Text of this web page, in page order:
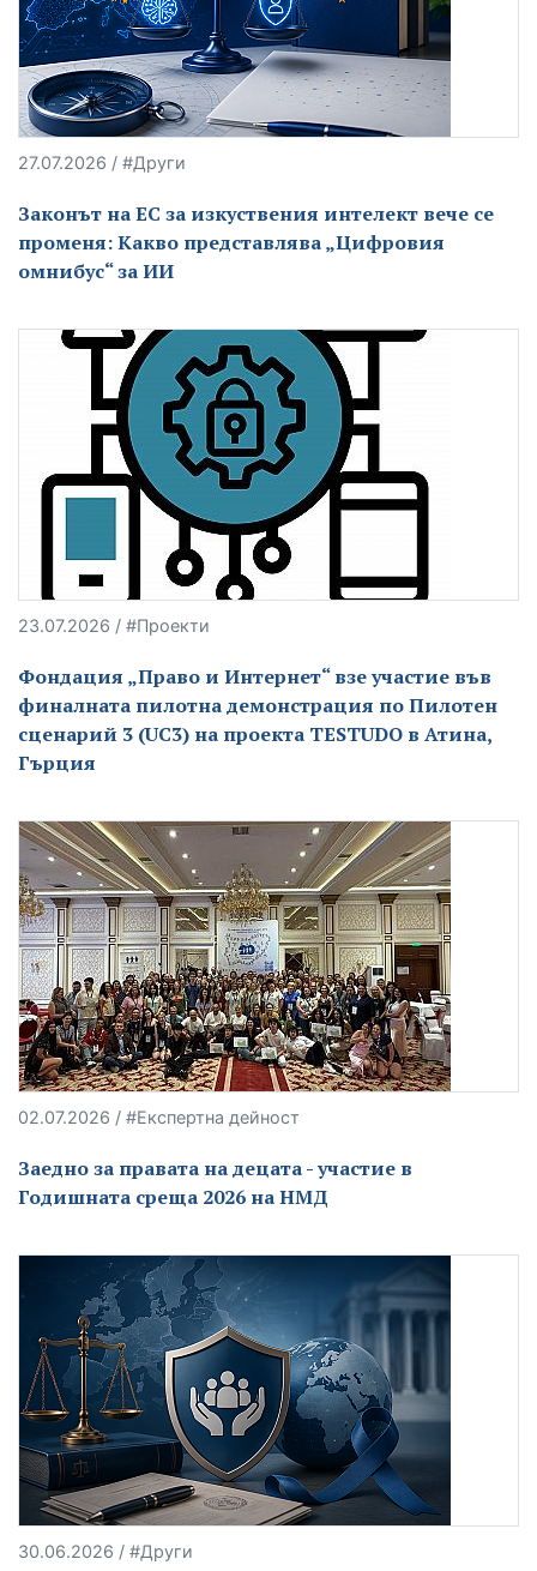
27.07.2026 / #Други
Законът на ЕС за изкуствения интелект вече се
променя: Какво представлява „Цифровия
омнибус“ за ИИ
23.07.2026 / #Проекти
Фондация „Право и Интернет“ взе участие във
финалната пилотна демонстрация по Пилотен
сценарий 3 (UC3) на проекта TESTUDO в Атина,
Гърция
02.07.2026 / #Експертна дейност
Заедно за правата на децата - участие в
Годишната среща 2026 на НМД
30.06.2026 / #Други